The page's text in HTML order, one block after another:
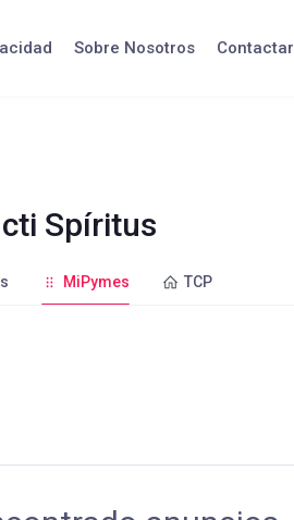
Sobre Nosotros Contactar
Spíritus
MiPymes TCP